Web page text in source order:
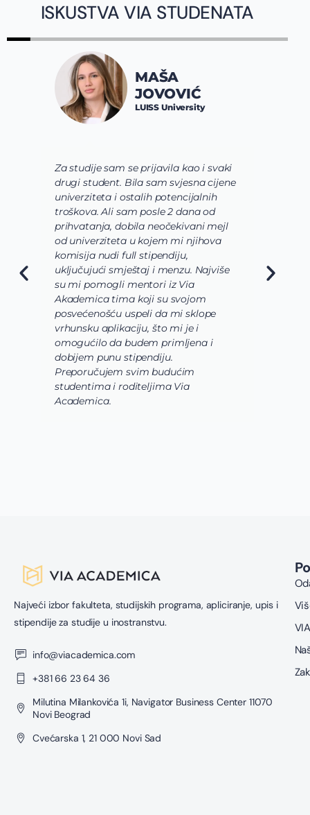
ISKUSTVA VIA STUDENATA
Za studije sam se prijavila kao i svaki
drugi student. Bila sam svjesna cijene
univerziteta i ostalih potencijalnih
troškova. Ali sam posle 2 dana od
prihvatanja, dobila neočekivani mejl
od univerziteta u kojem mi njihova
komisija nudi full stipendiju,
uključujući smještaj i menzu. Najviše
su mi pomogli mentori iz Via
Akademica tima koji su svojom
posvećenošću uspeli da mi sklope
vrhunsku aplikaciju, što mi je i
omogućilo da budem primljena i
dobijem punu stipendiju.
Preporučujem svim budućim
studentima i roditeljima Via
Academica.
MAŠA
JOVOVIĆ
LUISS University
Najveći izbor fakulteta, studijskih programa, apliciranje, upis i
stipendije za studije u inostranstvu.
info@viacademica.com
+381 66 23 64 36
Milutina Milankovića 1i, Navigator Business Center 11070
Novi Beograd
Cvećarska 1, 21 000 Novi Sad